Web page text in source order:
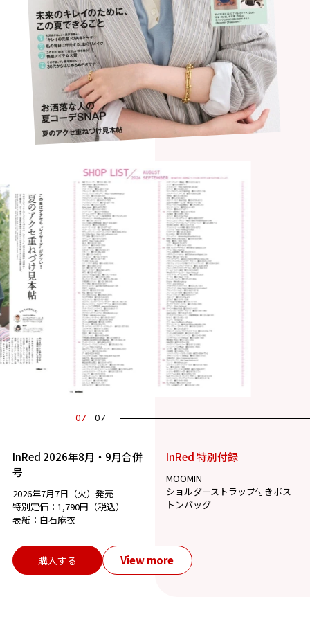
07 07
InRed 2026年8月・9月合併
号
2026年7月7日（火）発売
特別定価：1,790円（税込）
表紙：白石麻衣
InRed 特別付録
MOOMIN
ショルダーストラップ付きボス
トンバッグ
購入する View more